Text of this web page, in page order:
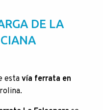
DE LA
esta vía ferrata en